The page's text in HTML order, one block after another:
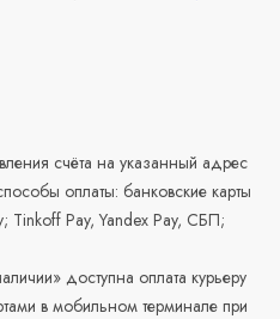
счёта на указанный адрес
оплаты: банковские карты
Tinkoff Pay, Yandex Pay, СБП;
доступна оплата курьеру
в мобильном терминале при